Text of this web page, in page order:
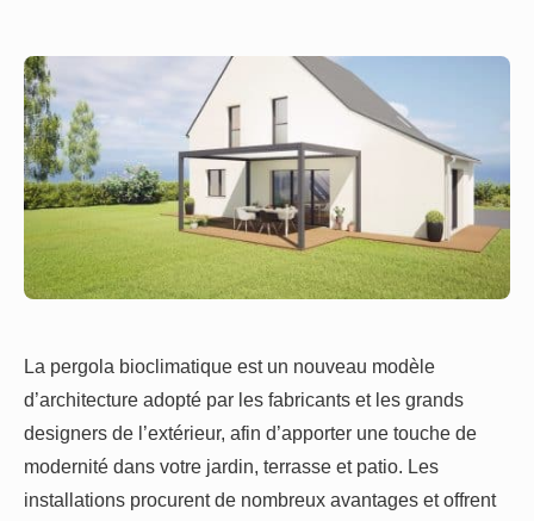
La pergola bioclimatique est un nouveau modèle
d’architecture adopté par les fabricants et les grands
designers de l’extérieur, afin d’apporter une touche de
modernité dans votre jardin, terrasse et patio. Les
installations procurent de nombreux avantages et offrent